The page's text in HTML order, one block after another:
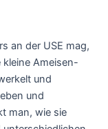
an der USE mag,
kleine Ameisen-
und
und
man, wie sie